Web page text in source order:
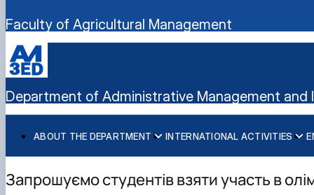
Faculty of Agricultural Management
Department of Administrative Management
ABOUT THE DEPARTMENT
History
Staff of the department
INTERNATIONAL ACTIVITIES
International activities
Project DAAD
Bachelor's degree
Запрошуємо студентів взяти участь в